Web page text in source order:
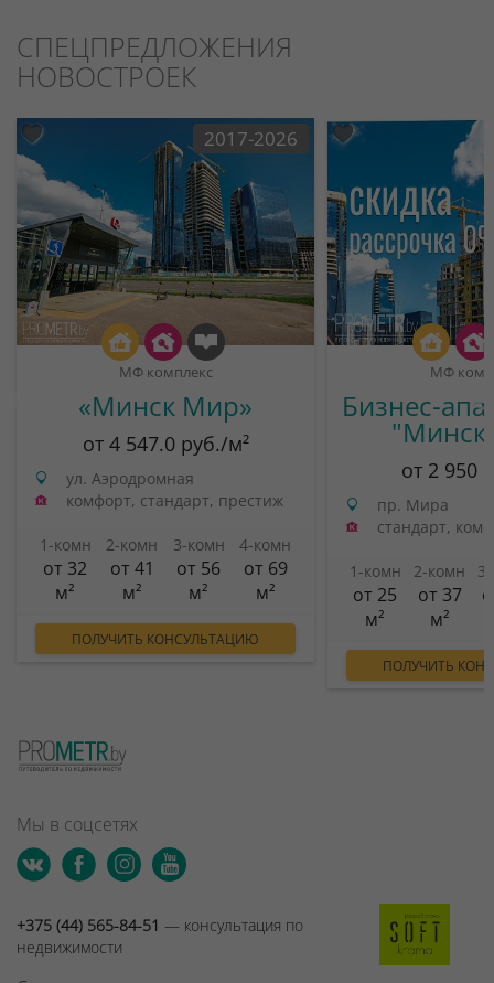
СПЕЦПРЕДЛОЖЕНИЯ
НОВОСТРОЕК
2017-2026
МФ комплекс
«Минск Мир»
от 4 547.0 руб./м²
ул. Аэродромная
комфорт, стандарт, престиж
1-комн
от 32
м²
2-комн
от 41
м²
3-комн
от 56
м²
4-комн
от 69
м²
ПОЛУЧИТЬ КОНСУЛЬТАЦИЮ
МФ
Бизнес-
от 2 950
пр. Мира
стандарт,
1-комн
от 25
м²
2-комн
от 37
м²
ПОЛУЧИТЬ
Мы в соцсетях
+375 (44) 565-84-51 — консультация по
недвижимости